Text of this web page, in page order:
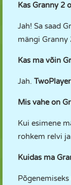
Kas Granny 2
Jah! Sa saad
mängi Granny
Kas ma võin
Jah.
Mis vahe on
Kui esimene
rohkem relvi
Kuidas ma